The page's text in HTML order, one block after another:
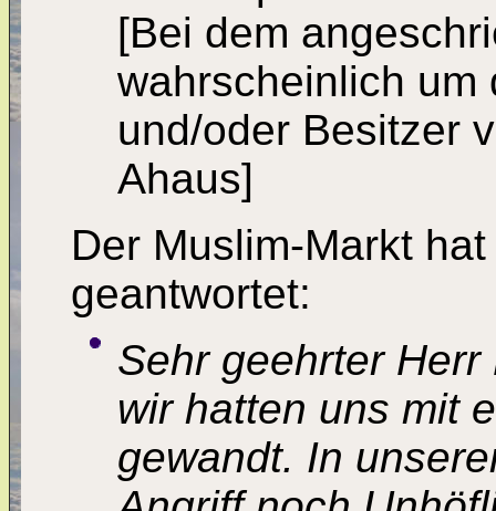
[Bei dem
wahrscheinlich um
und/oder Besitzer
Ahaus]
Der Muslim-Markt
geantwortet:
Sehr geehrter Herr
wir hatten uns mit
gewandt. In